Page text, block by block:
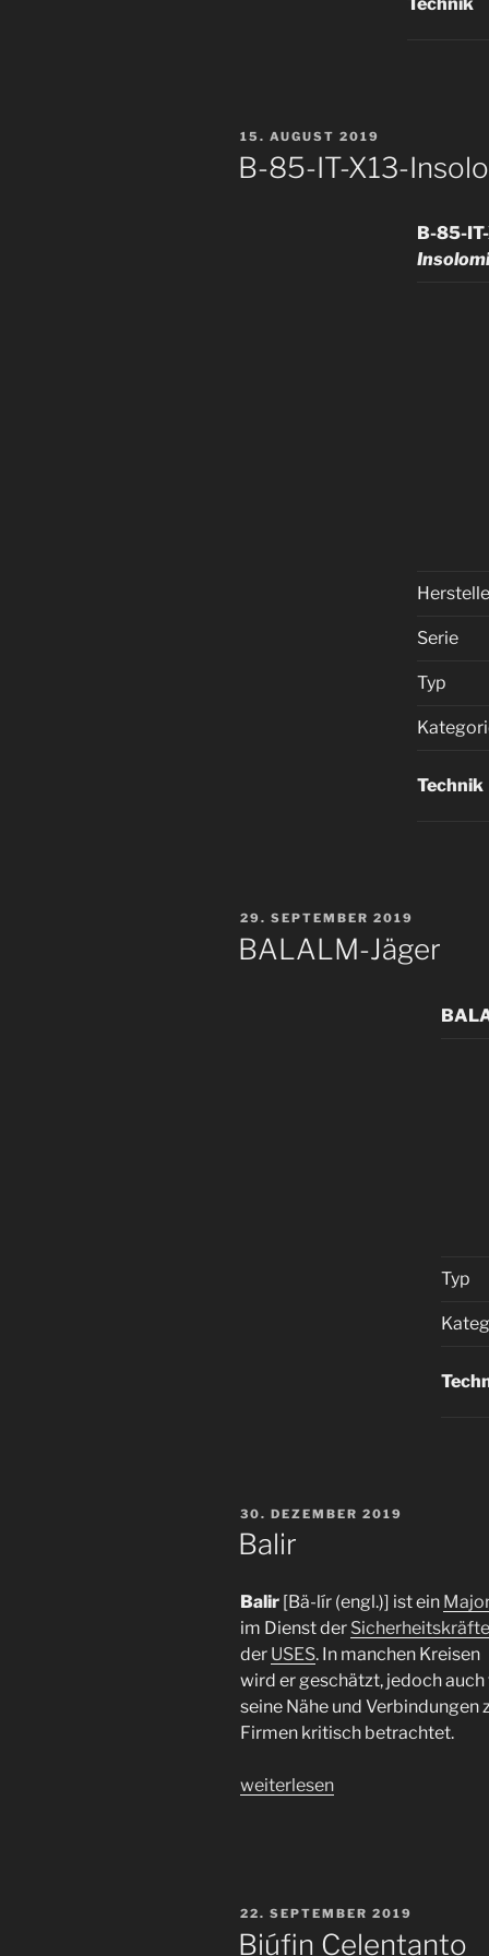
VERÖFFENTLICHT
AM
15. AUGUST 2019
B-85-IT-X13-
B-85-
Serie
Typ
Technik
VERÖFFENTLICHT
AM
29. SEPTEMBER 2019
BALALM-Jäger
Typ
VERÖFFENTLICHT
AM
30. DEZEMBER 2019
Balir
Balir [Bä-lír (engl.)] ist ein
im Dienst der Sicherheitskräfte
der USES. In manchen Kreisen
wird er geschätzt, jedoch auch
seine Nähe und Verbindungen
Firmen kritisch betrachtet.
„Balir“
weiterlesen
VERÖFFENTLICHT
22. SEPTEMBER 2019
Biúfin Celentanto